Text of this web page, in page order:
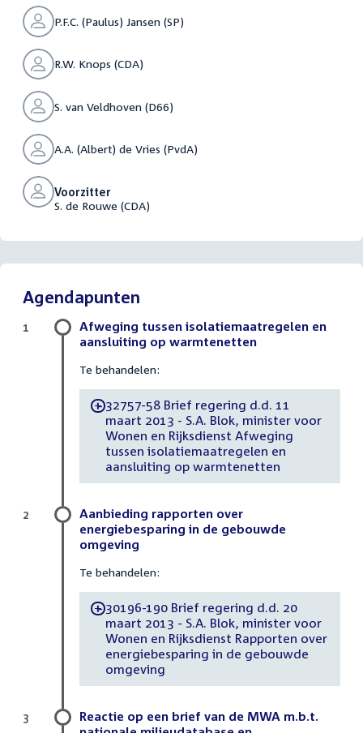
P.F.C. (Paulus) Jansen (SP)
R.W. Knops (CDA)
S. van Veldhoven (D66)
A.A. (Albert) de Vries (PvdA)
Voorzitter
S. de Rouwe (CDA)
Agendapunten
Afweging tussen isolatiemaatregelen en
aansluiting op warmtenetten
Te behandelen:
-32757-58 Brief regering d.d. 11
maart 2013 - S.A. Blok, minister voor
Wonen en Rijksdienst Afweging
tussen isolatiemaatregelen en
aansluiting op warmtenetten
1
Aanbieding rapporten over
energiebesparing in de gebouwde
omgeving
Te behandelen:
-30196-190 Brief regering d.d. 20
maart 2013 - S.A. Blok, minister voor
Wonen en Rijksdienst Rapporten over
energiebesparing in de gebouwde
omgeving
2
Reactie op een brief van de MWA m.b.t.
3